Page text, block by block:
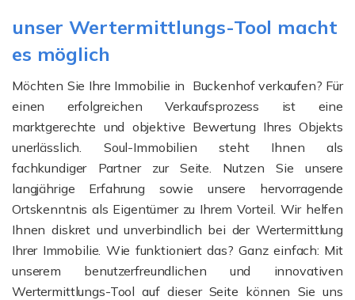
unser Wertermittlungs-Tool macht
es möglich
Möchten Sie Ihre Immobilie in Buckenhof verkaufen? Für
einen erfolgreichen Verkaufsprozess ist eine
marktgerechte und objektive Bewertung Ihres Objekts
unerlässlich. Soul-Immobilien steht Ihnen als
fachkundiger Partner zur Seite. Nutzen Sie unsere
langjährige Erfahrung sowie unsere hervorragende
Ortskenntnis als Eigentümer zu Ihrem Vorteil. Wir helfen
Ihnen diskret und unverbindlich bei der Wertermittlung
Ihrer Immobilie. Wie funktioniert das? Ganz einfach: Mit
unserem benutzerfreundlichen und innovativen
Wertermittlungs-Tool auf dieser Seite können Sie uns